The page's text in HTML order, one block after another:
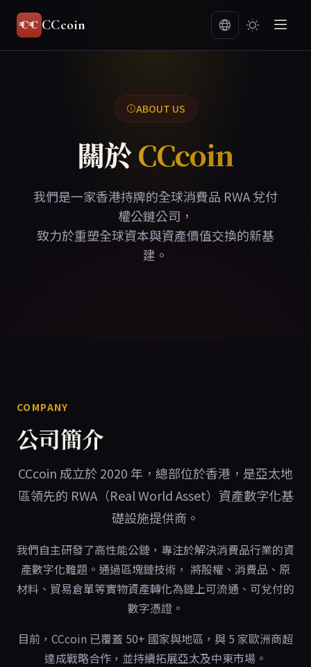
CCcoin
ABOUT US
關於CCcoin
我們是一家香港持牌的全球消費品 RWA 兌付
權公鏈公司，
致力於重塑全球資本與資產價值交換的新基
建。
COMPANY
公司簡介
CCcoin 成立於 2020 年，總部位於香港，是亞太地
區領先的 RWA（Real World Asset）資產數字化基
礎設施提供商。
我們自主研發了高性能公鏈，專注於解決消費品行業的資
產數字化難題。通過區塊鏈技術， 將股權、消費品、原
材料、貿易倉單等實物資產轉化為鏈上可流通、可兌付的
數字憑證。
目前，CCcoin 已覆蓋 50+ 國家與地區，與 5 家歐洲商超
達成戰略合作，並持續拓展亞太及中東市場。